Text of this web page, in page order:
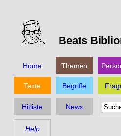
Beats
Home Themen
Texte Begriffe
Hitliste News
Help